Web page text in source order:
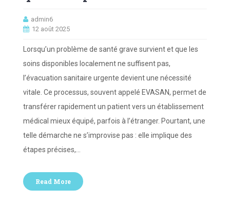
admin6
12 août 2025
Lorsqu’un problème de santé grave survient et que les
soins disponibles localement ne suffisent pas,
l’évacuation sanitaire urgente devient une nécessité
vitale. Ce processus, souvent appelé EVASAN, permet de
transférer rapidement un patient vers un établissement
médical mieux équipé, parfois à l’étranger. Pourtant, une
telle démarche ne s’improvise pas : elle implique des
étapes précises,…
Read More